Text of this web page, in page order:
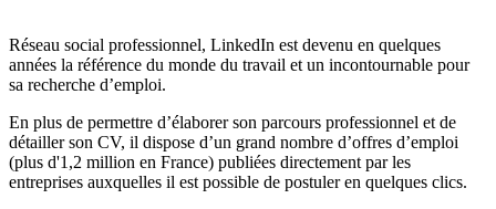
Réseau social professionnel, LinkedIn est devenu en quelques
années la référence du monde du travail et un incontournable pour
sa recherche d’emploi.
En plus de permettre d’élaborer son parcours professionnel et de
détailler son CV, il dispose d’un grand nombre d’offres d’emploi
(plus d'1,2 million en France) publiées directement par les
entreprises auxquelles il est possible de postuler en quelques clics.